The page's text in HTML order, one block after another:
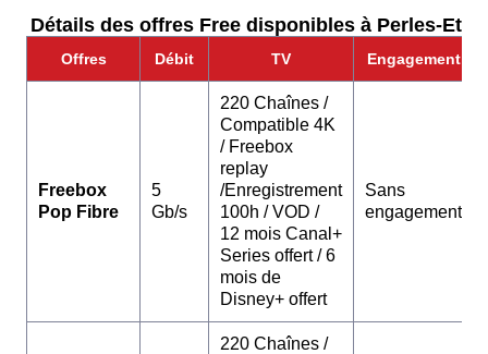
Détails des offres Free disponibles à Perles-Et-
Offres Débit TV Engagement
Freebox
Pop Fibre
5
Gb/s
220 Chaînes /
Compatible 4K
/ Freebox
replay
/Enregistrement
100h / VOD /
12 mois Canal+
Series offert / 6
mois de
Disney+ offert
Sans
engagement
220 Chaînes /